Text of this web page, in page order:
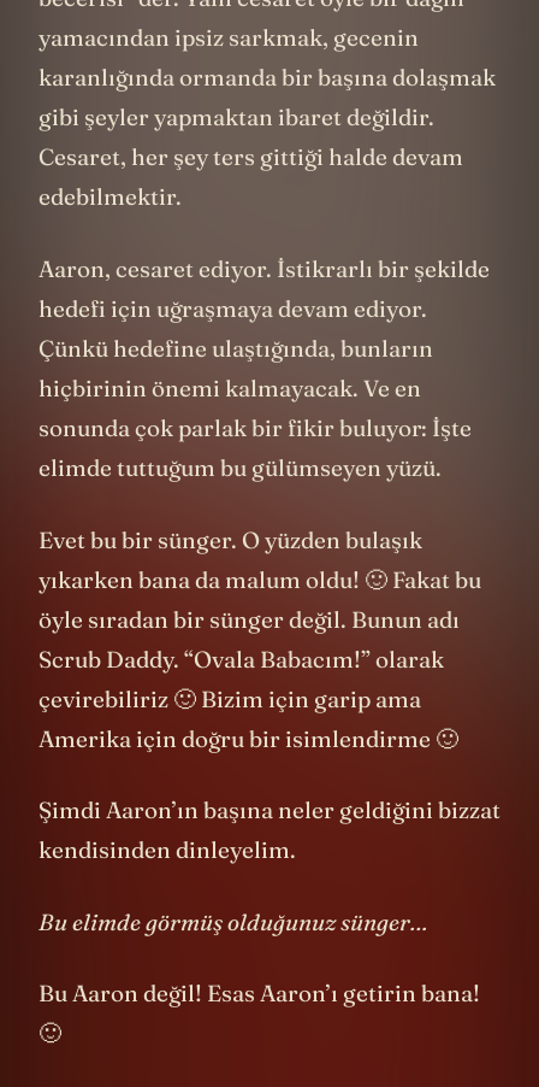
becerisi” der. Yani cesaret öyle bir dağın
yamacından ipsiz sarkmak, gecenin
karanlığında ormanda bir başına dolaşmak
gibi şeyler yapmaktan ibaret değildir.
Cesaret, her şey ters gittiği halde devam
Aaron, cesaret ediyor. İstikrarlı bir şekilde
hedefi için uğraşmaya devam ediyor.
Çünkü hedefine ulaştığında, bunların
hiçbirinin önemi kalmayacak. Ve en
sonunda çok parlak bir fikir buluyor: İşte
Evet bu bir sünger. O yüzden bulaşık
yıkarken bana da malum oldu! 🙂 Fakat bu
öyle sıradan bir sünger değil. Bunun adı
Scrub Daddy. “Ovala Babacım!” olarak
çevirebiliriz 🙂 Bizim için garip ama
Şimdi Aaron’ın başına neler geldiğini bizzat
Bu Aaron değil! Esas Aaron’ı getirin bana!